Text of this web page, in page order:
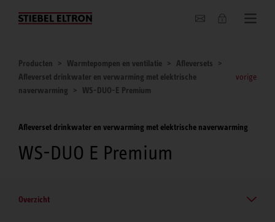
Actueel
Producten Warmtepompen en ventilatie
Afleversets
Afleverset drinkwater en verwarming met elektrische
naverwarming
WS-DUO-E Premium
vorige
Afleverset drinkwater en verwarming met elektrische naverwarming
WS-DUO E Premium
Overzicht